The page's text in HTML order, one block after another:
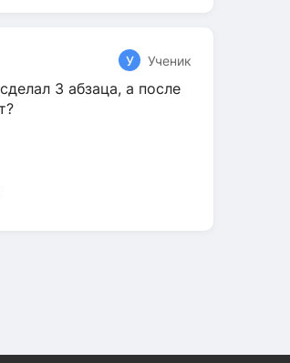
У Ученик
3 абзаца, а после